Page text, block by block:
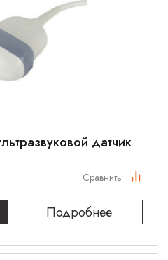
датчик
Подробнее
Сравнить